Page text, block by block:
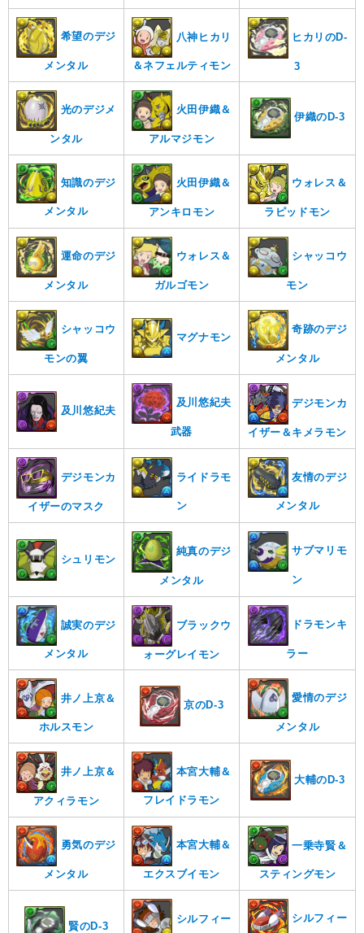
希望のデジ
メンタル
八神ヒカリ
＆ネフェルティモン
ヒカリのD-
3
光のデジメ
ンタル
火田伊織＆
アルマジモン
伊織のD-3
知識のデジ
メンタル
火田伊織＆
アンキロモン
ウォレス＆
ラピッドモン
運命のデジ
メンタル
ウォレス＆
ガルゴモン
シャッコウ
モン
シャッコウ
モンの翼
マグナモン
奇跡のデジ
メンタル
及川悠紀夫
及川悠紀夫
武器
デジモンカ
イザー＆キメラモン
デジモンカ
イザーのマスク
ライドラモ
ン
友情のデジ
メンタル
シュリモン
純真のデジ
メンタル
サブマリモ
ン
誠実のデジ
メンタル
ブラックウ
ォーグレイモン
ドラモンキ
ラー
井ノ上京＆
ホルスモン
京のD-3
愛情のデジ
メンタル
井ノ上京＆
アクィラモン
本宮大輔＆
フレイドラモン
大輔のD-3
勇気のデジ
メンタル
本宮大輔＆
エクスブイモン
一乗寺賢＆
スティングモン
賢のD-3
シルフィー シルフィー